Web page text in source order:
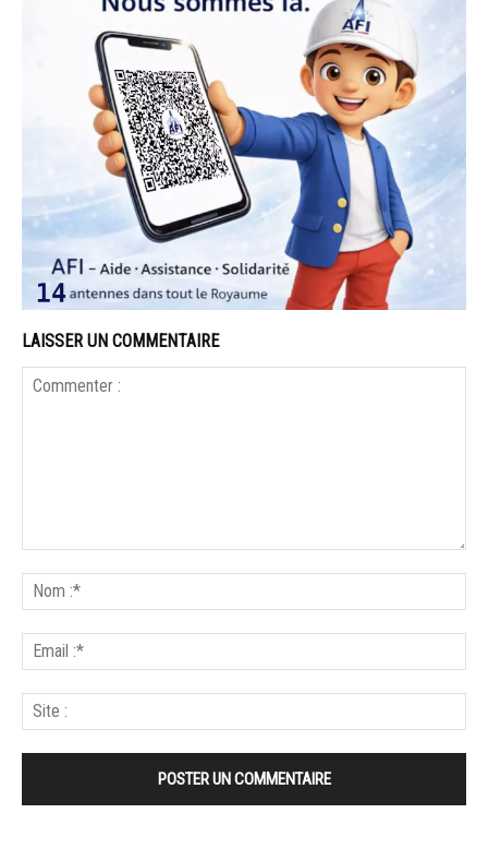
LAISSER UN COMMENTAIRE